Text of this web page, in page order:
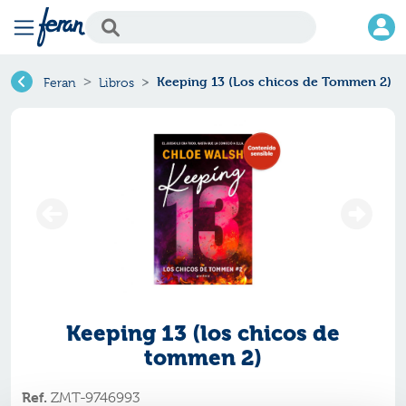
Feran Libros Keeping 13 (Los chicos de Tommen 2)
Keeping 13 (los chicos de
tommen 2)
Ref. ZMT-9746993